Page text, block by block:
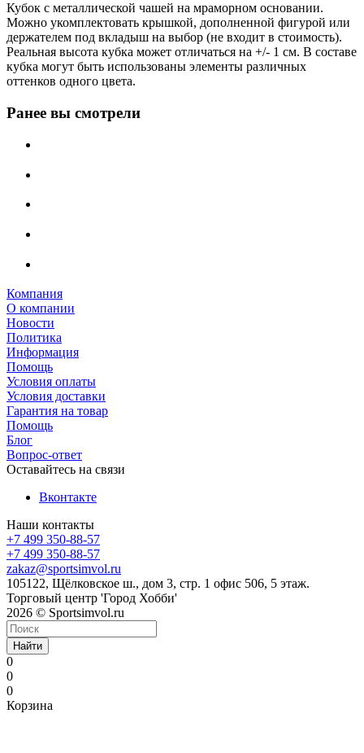
Кубок с металлической чашей на мраморном основании.
Можно укомплектовать крышкой, дополненной фигурой или
держателем под вкладыш на выбор (не входит в стоимость).
Реальная высота кубка может отличаться на +/- 1 см. В составе
кубка могут быть использованы элементы различных
оттенков одного цвета.
Ранее вы смотрели
Компания
О компании
Новости
Политика
Информация
Помощь
Условия оплаты
Условия доставки
Гарантия на товар
Помощь
Блог
Вопрос-ответ
Оставайтесь на связи
Вконтакте
Наши контакты
+7 499 350-88-57
+7 499 350-88-57
zakaz@sportsimvol.ru
105122, Щёлковское ш., дом 3, стр. 1 офис 506, 5 этаж.
Торговый центр 'Город Хобби'
2026 © Sportsimvol.ru
Найти
0
0
0
Корзина